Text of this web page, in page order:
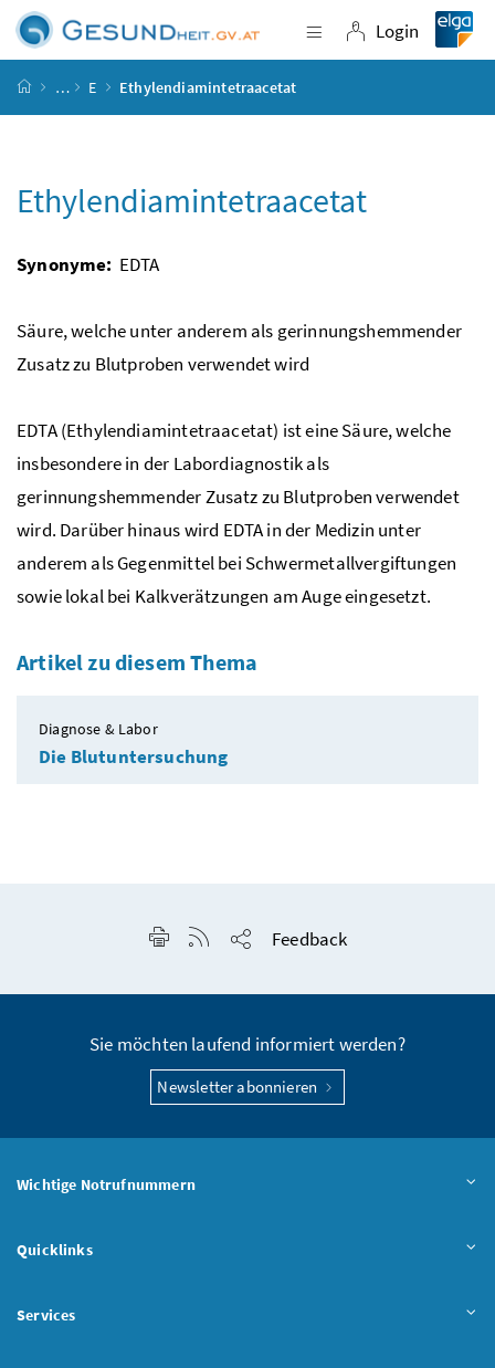
Zum Inhalt
Zum Hauptmenü
Zum Untermenü
Zur Suche
Navigation
Login
Login
Startseite
… E Ethylendiamintetraacetat
Ethylendiamintetraacetat
Synonyme: EDTA
Säure, welche unter anderem als gerinnungshemmender
Zusatz zu Blutproben verwendet wird
EDTA (Ethylendiamintetraacetat) ist eine Säure, welche
insbesondere in der Labordiagnostik als
gerinnungshemmender Zusatz zu Blutproben verwendet
wird. Darüber hinaus wird EDTA in der Medizin unter
anderem als Gegenmittel bei Schwermetallvergiftungen
sowie lokal bei Kalkverätzungen am Auge eingesetzt.
Artikel zu diesem Thema
Diagnose & Labor
Die Blutuntersuchung
Seite drucken
RSS-Feed anzeigen
Feedback
Sie möchten laufend informiert werden?
Newsletter abonnieren
Wichtige Notrufnummern
Quicklinks
Services